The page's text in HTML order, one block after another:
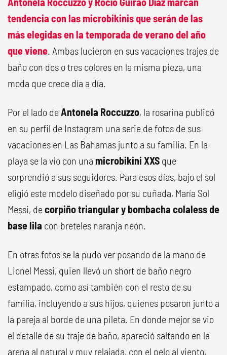
tendencia con las microbikinis que serán de las
más elegidas en la temporada de verano del año
que viene. Ambas lucieron en sus vacaciones trajes de
baño con dos o tres colores en la misma pieza, una
moda que crece día a día.
Por el lado deAntonela Roccuzzo, la rosarina publicó
en su perfil de Instagram una serie de fotos de sus
vacaciones en Las Bahamas junto a su familia. En la
playa se la vio con una microbikini XXS que
sorprendió a sus seguidores. Para esos días, bajo el sol
eligió este modelo diseñado por su cuñada, María Sol
Messi, decorpiño triangular y bombacha colaless de
base lila con breteles naranja neón.
En otras fotos se la pudo ver posando de la mano de
Lionel Messi, quien llevó un short de baño negro
estampado, como así también con el resto de su
familia, incluyendo a sus hijos, quienes posaron junto a
la pareja al borde de una pileta. En donde mejor se vio
el detalle de su traje de baño, apareció saltando en la
arena al natural y muy relajada, con el pelo al viento,